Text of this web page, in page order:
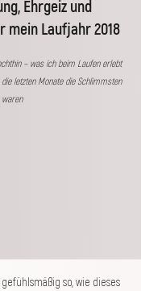
Ehrgeiz und
mein Laufjahr 2018
– was ich beim Laufen erlebt
letzten Monate die Schlimmsten
waren
so, wie dieses